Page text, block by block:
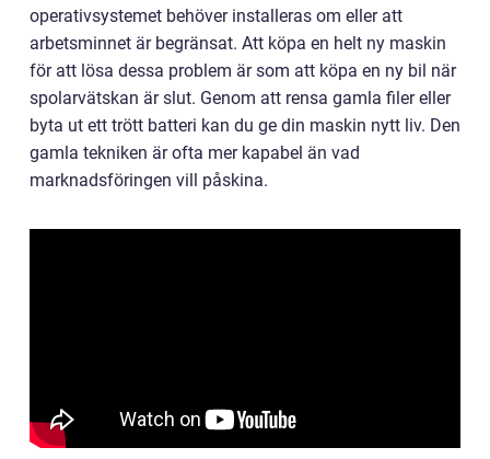
operativsystemet behöver installeras om eller att
arbetsminnet är begränsat. Att köpa en helt ny maskin
för att lösa dessa problem är som att köpa en ny bil när
spolarvätskan är slut. Genom att rensa gamla filer eller
byta ut ett trött batteri kan du ge din maskin nytt liv. Den
gamla tekniken är ofta mer kapabel än vad
marknadsföringen vill påskina.